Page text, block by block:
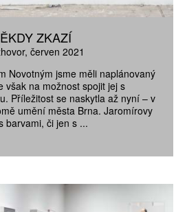
ZKAZÍ
červen 2021
Novotným jsme měli naplánovaný
však na možnost spojit jej s
Příležitost se naskytla až nyní – v
umění města Brna. Jaromírovy
barvami, či jen s ...